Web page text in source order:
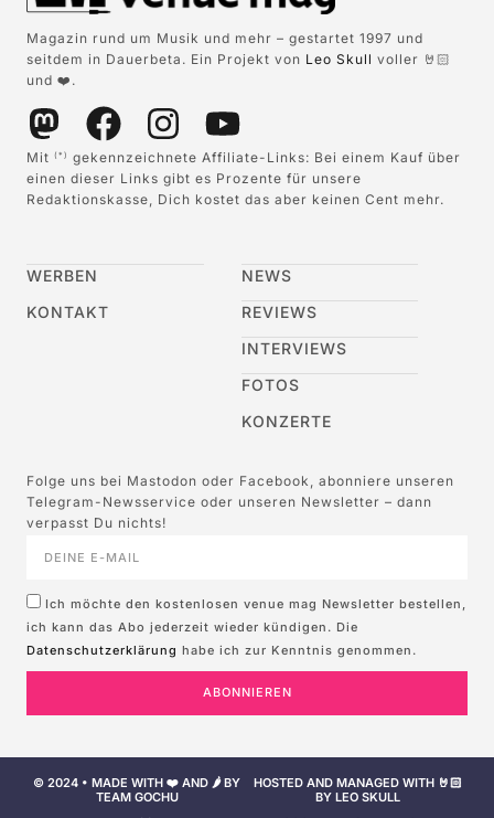
Magazin rund um Musik und mehr – gestartet 1997 und
seitdem in Dauerbeta. Ein Projekt von Leo Skull voller 🤘🏻
und ❤️.
Mit (*)
gekennzeichnete Affiliate-Links: Bei einem Kauf über
einen dieser Links gibt es Prozente für unsere
Redaktionskasse, Dich kostet das aber keinen Cent mehr.
WERBEN
KONTAKT
NEWS
REVIEWS
INTERVIEWS
FOTOS
KONZERTE
Folge uns bei Mastodon oder Facebook, abonniere unseren
Telegram-Newsservice oder unseren Newsletter – dann
verpasst Du nichts!
Ich möchte den kostenlosen venue mag Newsletter bestellen,
ich kann das Abo jederzeit wieder kündigen. Die
Datenschutzerklärung habe ich zur Kenntnis genommen.
ABONNIEREN
© 2024 • MADE WITH ❤️ AND 🌶️ BY
TEAM GOCHU
HOSTED AND MANAGED WITH 🤘🏻
BY LEO SKULL